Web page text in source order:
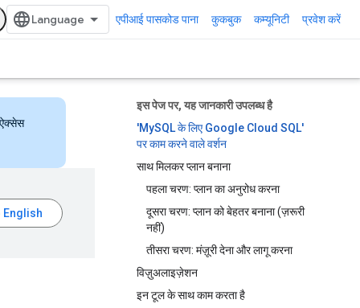
एपीआई पासकोड पाना कुकबुक कम्यूनिटी प्रवेश करें
इस पेज पर, यह जानकारी उपलब्ध है
'MySQL के लिए Google Cloud SQL'
पर काम करने वाले वर्शन
साथ मिलकर प्लान बनाना
पहला चरण: प्लान का अनुरोध करना
दूसरा चरण: प्लान को बेहतर बनाना (ज़रूरी
नहीं)
तीसरा चरण: मंज़ूरी देना और लागू करना
विज़ुअलाइज़ेशन
इन टूल के साथ काम करता है
ऐक्सेस